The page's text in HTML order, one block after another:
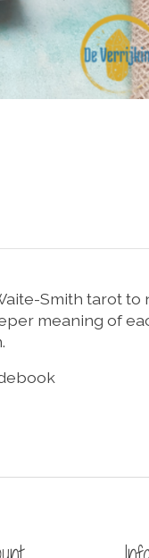
Smith tarot
meaning of